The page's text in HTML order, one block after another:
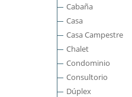
Cabaña
Casa
Casa Campestre
Chalet
Condominio
Consultorio
Dúplex